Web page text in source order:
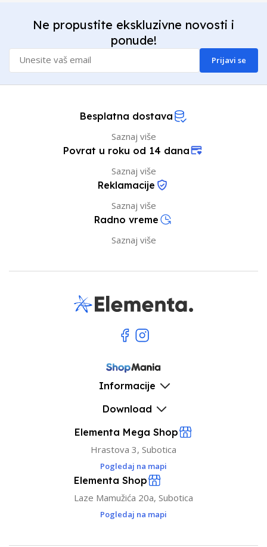
Ne propustite ekskluzivne novosti i
ponude!
Prijavi se
Besplatna dostava
Saznaj više
Povrat u roku od 14 dana
Saznaj više
Reklamacije
Saznaj više
Radno vreme
Saznaj više
Informacije
Download
Elementa Mega Shop
Hrastova 3, Subotica
Pogledaj na mapi
Elementa Shop
Laze Mamužića 20a, Subotica
Pogledaj na mapi